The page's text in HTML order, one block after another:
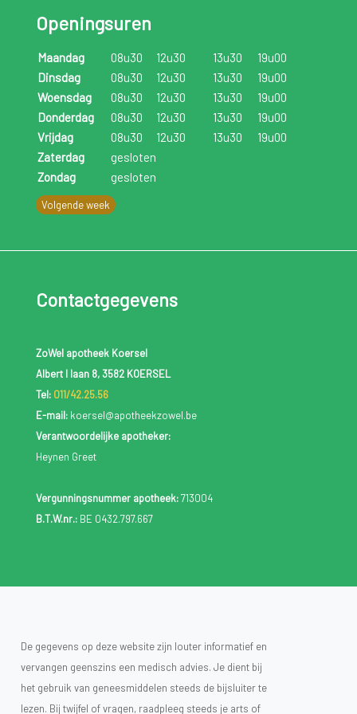
een heelkundige ingreep.
Openingsuren
Maandag 08u30 12u30 13u30
19u00
Dinsdag
08u30 12u30 13u30
19u00
Woensdag
08u30 12u30 13u30
19u00
Donderdag
08u30 12u30 13u30
19u00
Vrijdag
08u30 12u30 13u30
19u00
Zaterdag
gesloten
Zondag
gesloten
Volgende week
Contactgegevens
ZoWel apotheek Koersel
Albert I laan 8, 3582 KOERSEL
Tel: 011/42.25.56
E-mail: koersel@apotheekzowel.be
Verantwoordelijke apotheker:
Heynen Greet
Vergunningsnummer apotheek:713004
B.T.W.nr.:BE 0432.797.667
De gegevens op deze website zijn louter informatief en
vervangen geenszins een medisch advies. Je dient bij
het gebruik van geneesmiddelen steeds de bijsluiter te
lezen. Bij twijfel of vragen, raadpleeg steeds je arts of